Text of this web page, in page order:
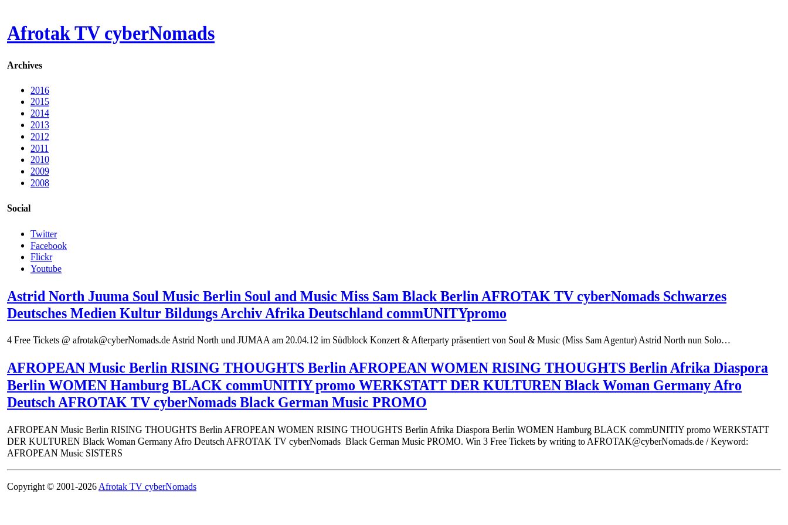
Afrotak TV cyberNomads
Archives
2016
2015
2014
2013
2012
2011
2010
2009
2008
Social
Twitter
Facebook
Flickr
Youtube
Astrid North Juuma Soul Music Berlin Soul and Music Miss Sam Black Berlin AFROTAK TV cyberNomads Schwarzes
Deutsches Medien Kultur Bildungs Archiv Afrika Deutschland commUNITYpromo
4 Free Tickets @ afrotak@cyberNomads.de Astrid North und JUMAA am 20.04.12 im Südblock Konzert & Afterparty präsentiert von Soul & Music (Miss Sam Agentur) Astrid North nun Solo…
AFROPEAN Music Berlin RISING THOUGHTS Berlin AFROPEAN WOMEN RISING THOUGHTS Berlin Afrika Diaspora
Berlin WOMEN Hamburg BLACK commUNITIY promo WERKSTATT DER KULTUREN Black Woman Germany Afro
Deutsch AFROTAK TV cyberNomads Black German Music PROMO
AFROPEAN Music Berlin RISING THOUGHTS Berlin AFROPEAN WOMEN RISING THOUGHTS Berlin Afrika Diaspora Berlin WOMEN Hamburg BLACK commUNITIY promo WERKSTATT
DER KULTUREN Black Woman Germany Afro Deutsch AFROTAK TV cyberNomads Black German Music PROMO. Win 3 Free Tickets by writing to AFROTAK@cyberNomads.de / Keyword:
AFROPEAN Music SISTERS
Copyright © 2001-2026 Afrotak TV cyberNomads